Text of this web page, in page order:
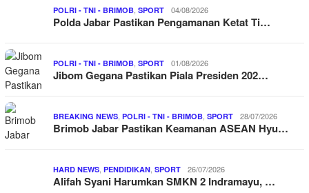
POLRI - TNI - BRIMOB SPORT 04/08/2026
Polda Jabar Pastikan Pengamanan Ketat Ti…
POLRI - TNI - BRIMOB SPORT 01/08/2026
Jibom Gegana Pastikan Piala Presiden 202…
BREAKING NEWS POLRI - TNI - BRIMOB SPORT 28/07/2026
Brimob Jabar Pastikan Keamanan ASEAN Hyu…
HARD NEWS PENDIDIKAN SPORT 26/07/2026
Alifah Syani Harumkan SMKN 2 Indramayu, …